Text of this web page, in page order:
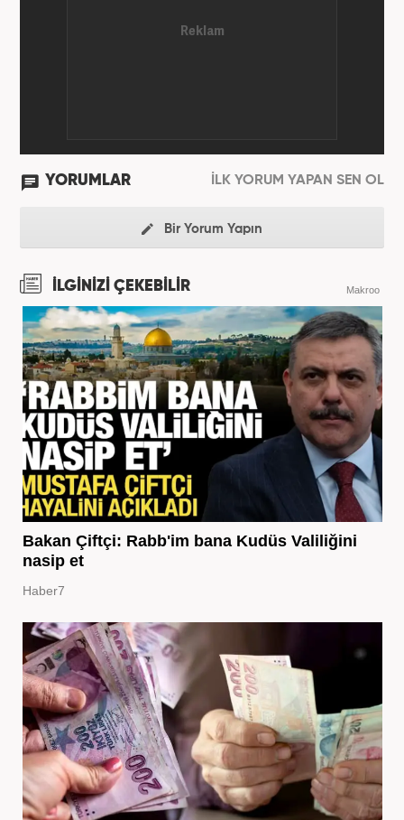
YORUMLAR İLK YORUM YAPAN SEN OL
Bir Yorum Yapın
İLGİNİZİ ÇEKEBİLİR Makroo
Bakan Çiftçi: Rabb'im bana Kudüs Valiliğini
nasip et
Haber7